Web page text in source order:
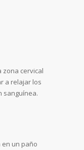
zona cervical
a relajar los
sanguínea.
un paño